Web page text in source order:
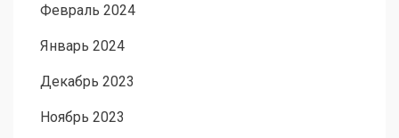
Февраль 2024
Январь 2024
Декабрь 2023
Ноябрь 2023